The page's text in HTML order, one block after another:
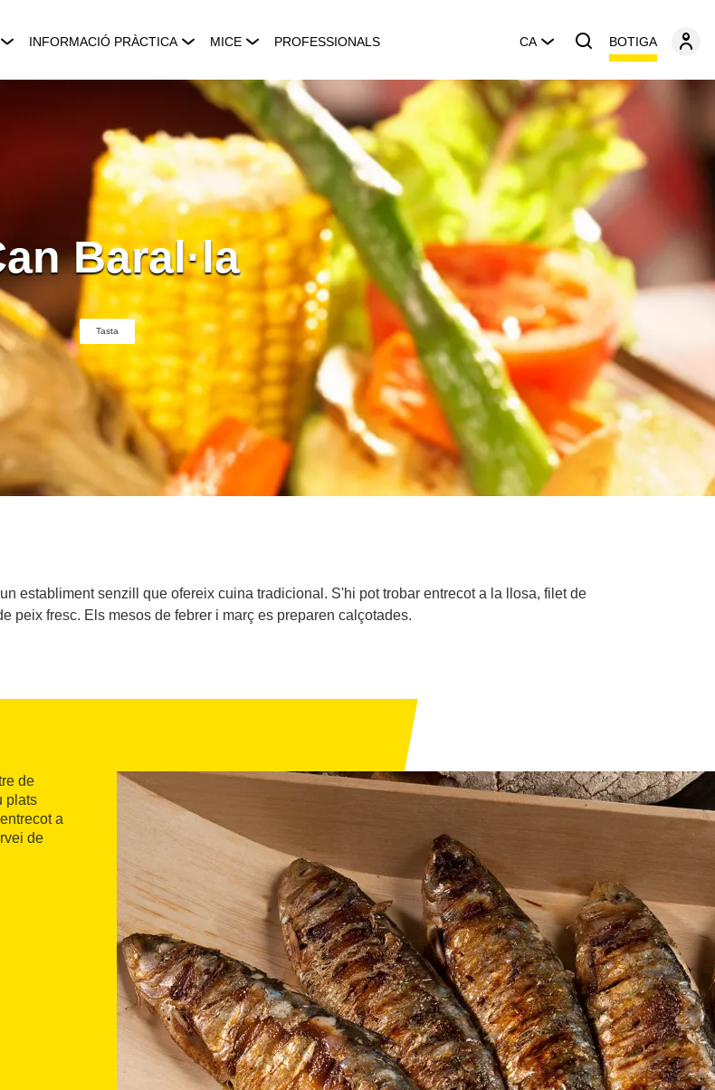
INFORMACIÓ PRÀCTICA MICE PROFESSIONALS CA BOTIGA
Baral·la
Tasta
establiment senzill que ofereix cuina tradicional. S'hi pot trobar entrecot a la llosa, filet de
peix fresc. Els mesos de febrer i març es preparen calçotades.
de
plats
a
de